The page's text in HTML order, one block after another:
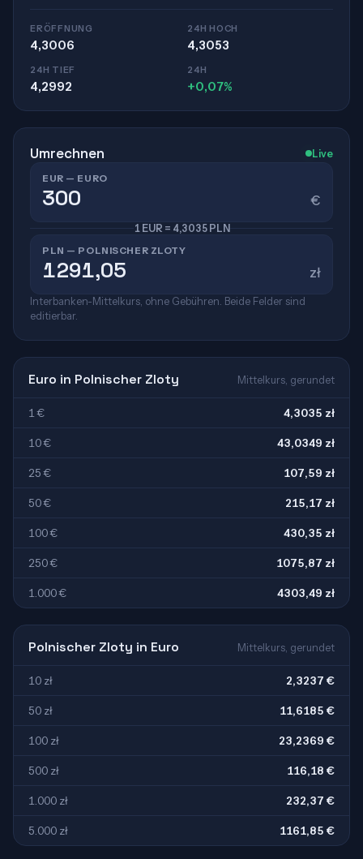
ERÖFFNUNG
4,3006
24H HOCH
4,3053
24H TIEF
4,2992
24H
+0,07%
Umrechnen Live
EUR — EURO
€
1 EUR = 4,3035 PLN
PLN — POLNISCHER ZLOTY
zł
Interbanken-Mittelkurs, ohne Gebühren. Beide Felder sind
editierbar.
Euro in Polnischer Zloty Mittelkurs, gerundet
1 € 4,3035 zł
10 € 43,0349 zł
25 € 107,59 zł
50 € 215,17 zł
100 € 430,35 zł
250 € 1075,87 zł
1.000 € 4303,49 zł
Polnischer Zloty in Euro Mittelkurs, gerundet
10 zł 2,3237 €
50 zł 11,6185 €
100 zł 23,2369 €
500 zł 116,18 €
1.000 zł 232,37 €
5.000 zł 1161,85 €